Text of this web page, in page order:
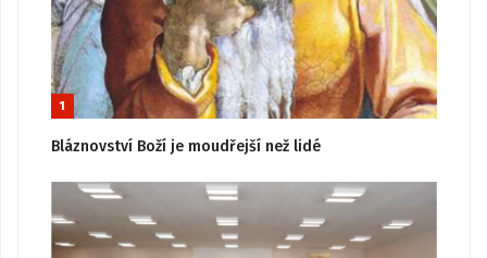
1
Bláznovství Boží je moudřejší než lidé